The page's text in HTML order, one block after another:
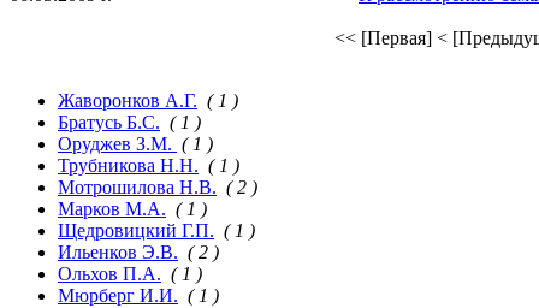
<< [Первая] <
Жаворонков А.Г. ( 1 )
Братусь Б.С. ( 1 )
Оруджев З.М. ( 1 )
Трубникова Н.Н. ( 1 )
Мотрошилова Н.В. ( 2 )
Марков М.А. ( 1 )
Щедровицкий Г.П. ( 1 )
Ильенков Э.В. ( 2 )
Ольхов П.А. ( 1 )
Мюрберг И.И. ( 1 )